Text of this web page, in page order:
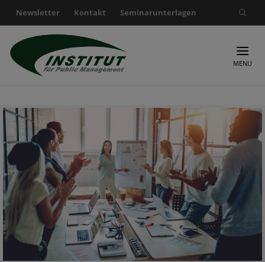
Newsletter Kontakt Seminarunterlagen
Suche nach:
MENU